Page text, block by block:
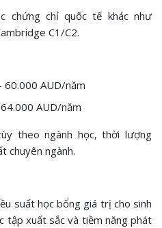
chứng chỉ quốc tế khác như
C1/C2.
60.000 AUD/năm
AUD/năm
theo ngành học, thời lượng
chuyên ngành.
suất học bổng giá trị cho sinh
tập xuất sắc và tiềm năng phát